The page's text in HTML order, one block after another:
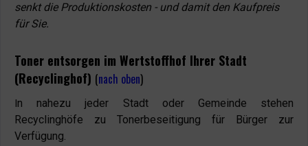
senkt die Produktionskosten - und damit den Kaufpreis
für Sie.
Toner entsorgen im Wertstoffhof Ihrer Stadt
(Recyclinghof) (nach oben)
In nahezu jeder Stadt oder Gemeinde stehen
Recyclinghöfe zu Tonerbeseitigung für Bürger zur
Verfügung.